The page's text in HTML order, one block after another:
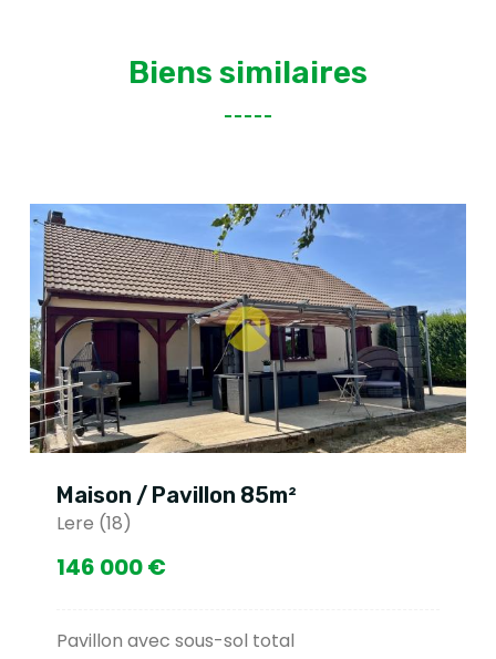
Biens similaires
Maison / Pavillon 85m²
Lere (18)
146 000 €
Pavillon avec sous-sol total